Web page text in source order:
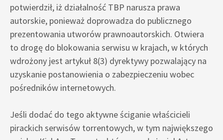
potwierdził, iż działalność TBP narusza prawa
autorskie, ponieważ doprowadza do publicznego
prezentowania utworów prawnoautorskich. Otwiera
to drogę do blokowania serwisu w krajach, w których
wdrożony jest artykuł 8(3) dyrektywy pozwalający na
uzyskanie postanowienia o zabezpieczeniu wobec
pośredników internetowych.
Jeśli dodać do tego aktywne ściganie właścicieli
pirackich serwisów torrentowych, w tym największego